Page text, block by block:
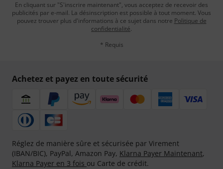
En cliquant sur "S'inscrire maintenant", vous acceptez de recevoir des
publicités par e-mail. La désinscription est possible à tout moment. Vous
pouvez trouver plus d'informations à ce sujet dans notre Politique de
confidentialité.
* Requis
Achetez et payez en toute sécurité
Réglez de manière sûre et sécurisée par Virement
(IBAN/BIC), PayPal, Amazon Pay, Klarna Payer Maintenant,
Klarna Payer en 3 fois ou Carte de crédit.